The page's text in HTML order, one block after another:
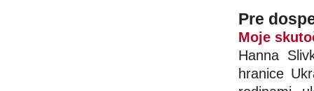
Pre
Moje
Hanna
hranice